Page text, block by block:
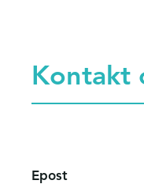
Kontakt
Epost